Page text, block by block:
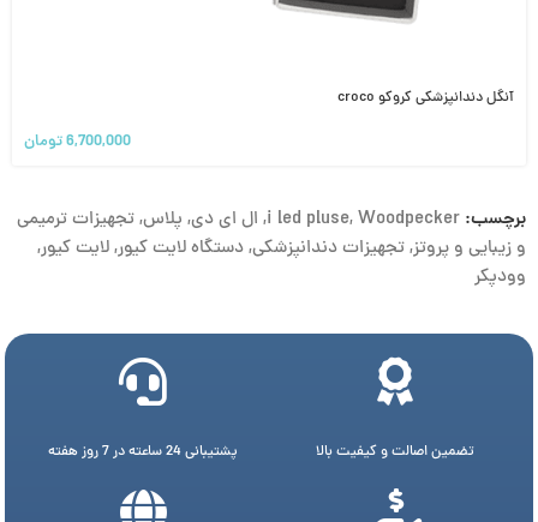
آنگل دندانپزشکی کروکو croco
6,700,000تومان
برچسب: i led pluse,Woodpecker
, ال ای دی, پلاس,تجهیزات ترمیمی
و زیبایی و پروتز,تجهیزات دندانپزشکی,دستگاه لایت کیور,لایت کیور,
وودپکر
تضمین اصالت و کیفیت بالا پشتیبانی 24 ساعته در 7 روز هفته